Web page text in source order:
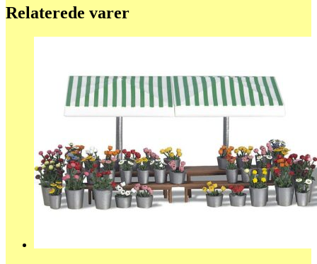
Relaterede varer